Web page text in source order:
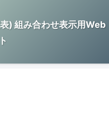
) 組み合わせ表示用Web